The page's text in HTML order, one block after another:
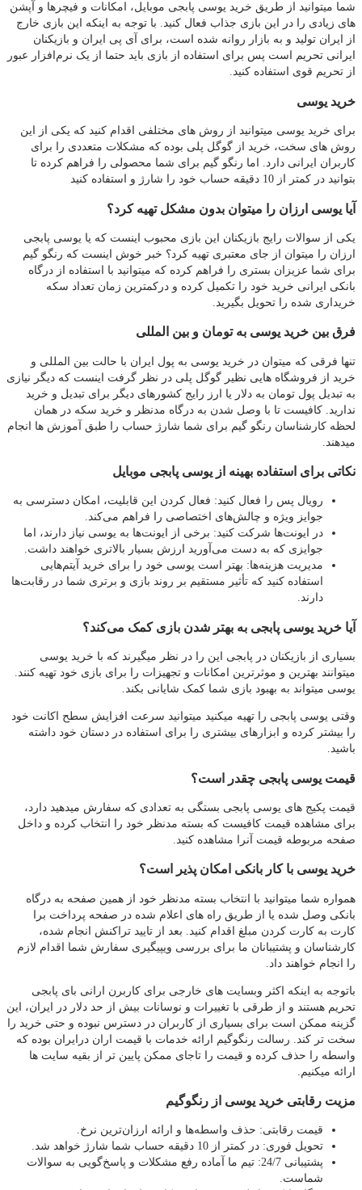
شما میتوانید از طریق خرید یوسی پابجی موبایل، امکانات و فیچرها و آپشن
های زیادی را در این بازی جذاب فعال کنید. با توجه به اینکه این بازی خارج
از ایران تولید و به بازار روانه شده است، برای آی پی ایران و بازیکنان
ایرانی تحریم است پس برای استفاده از بازی باید حتما از یک نرم‌افزار عبور
از تحریم قوی استفاده کنید.
خرید یوسی
برای خرید یوسی میتوانید از روش های مختلفی اقدام کنید که یکی از این
روش های سخت، خرید از گوگل پلی بوده که مشکلات متعددی را برای
کاربران ایرانی دارد. اما رنگو گیم برای شما محصولی را فراهم کرده تا
بتوانید در کمتر از 10 دقیقه حساب خود را شارژ و استفاده کنید
آیا یوسی ارزان را میتوان بدون مشکل تهیه کرد؟
یکی از سوالات رایج بازیکنان این بازی محبوب اینست که یا یوسی پابجی
ارزان را میتوان از جای معتبری تهیه کرد؟ خبر خوش اینست که رنگو گیم
برای شما عزیزان بستری را فراهم کرده که میتوانید با استفاده از درگاه
بانکی ایرانی خرید خود را تکمیل کرده و درکمترین زمان تعداد سکه
خریداری شده را تحویل بگیرید.
فرق بین خرید یوسی به تومان و بین المللی
تنها فرقی که میتوان در خرید یوسی به پول ایران با حالت بین المللی و
خرید از فروشگاه هایی نظیر گوگل پلی در نظر گرفت اینست که دیگر نیازی
به تبدیل پول تومان به دلار یا ارز رایج کشورهای دیگر برای تبدیل و خرید
ندارید. کافیست تا با وصل شدن به درگاه مدنظر و خرید سکه در همان
لحظه کارشناسان رنگو گیم برای شما شارژ حساب را طبق آموزش ها انجام
میدهند.
نکاتی برای استفاده بهینه از یوسی پابجی موبایل
رویال پس را فعال کنید: فعال کردن این قابلیت، امکان دسترسی به
جوایز ویژه و چالش‌های اختصاصی را فراهم می‌کند.
در ایونت‌ها شرکت کنید: برخی از ایونت‌ها به یوسی نیاز دارند، اما
جوایزی که به دست می‌آورید ارزش بسیار بالاتری خواهند داشت.
مدیریت هزینه‌ها: بهتر است یوسی خود را برای خرید آیتم‌هایی
استفاده کنید که تأثیر مستقیم بر روند بازی و برتری شما در رقابت‌ها
دارند.
آیا خرید یوسی پابجی به بهتر شدن بازی کمک می‌کند؟
بسیاری از بازیکنان در پابجی این را در نظر میگیرند که با خرید یوسی
میتوانند بهترین و موثرترین امکانات و تجهیزات را برای بازی خود تهیه کنند.
یوسی میتواند به بهبود بازی شما کمک شایانی بکند.
وقتی یوسی پابجی را تهیه میکنید میتوانید سرعت افزایش سطح اکانت خود
را بیشتر کرده و ابزارهای بیشتری را برای استفاده در دستان خود داشته
باشید.
قیمت یوسی پابجی چقدر است؟
قیمت پکیج های یوسی پابجی بستگی به تعدادی که سفارش میدهید دارد،
برای مشاهده قیمت کافیست که بسته مدنظر خود را انتخاب کرده و داخل
صفحه مربوطه قیمت آنرا مشاهده کنید.
خرید یوسی با کار بانکی امکان پذیر است؟
همواره شما میتوانید با انتخاب بسته مدنظر خود از همین صفحه به درگاه
بانکی وصل شده یا از طریق راه های اعلام شده در صفحه پرداخت برا
کارت به کارت کردن مبلغ اقدام کنید. بعد از تایید تراکنش انجام شده،
کارشناسان و پشتیبانان ما برای بررسی ویپیگیری سفارش شما اقدام لازم
را انجام خواهند داد.
باتوجه به اینکه اکثر وبسایت های خارجی برای کاربرن ارانی بای پابجی
تحریم هستند و از طرقی با تغییرات و نوسانات بیش از حد دلار در ایران، این
گزینه ممکن است برای بسیاری از کاربران در دسترس نبوده و حتی خرید را
سخت تر کند. رسالت رنگوگیم ارائه خدمات با قیمت اران درایران بوده که
واسطه را حذف کرده و قیمت را تاجای ممکن پایین تر از بقیه سایت ها
ارائه میکنیم.
مزیت رقابتی خرید یوسی از رنگوگیم
قیمت رقابتی: حذف واسطه‌ها و ارائه ارزان‌ترین نرخ.
تحویل فوری: در کمتر از 10 دقیقه حساب شما شارژ خواهد شد.
پشتیبانی 24/7: تیم ما آماده رفع مشکلات و پاسخ‌گویی به سوالات
شماست.